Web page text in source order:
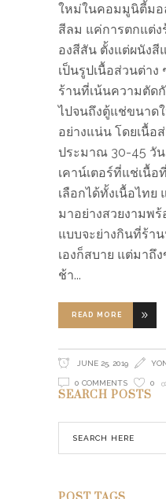
ใหม่ในคอมมูนิตี้มอ
สีลม แค่การตกแต่
องสีสัน ตั้งแต่ผนัง
เป็นรูปเนื้อส่วนต่าง
ร้านที่เน้นความตัด
ไปจนถึงตู้แช่ขนาด
อย่างแน่น โดยเนื้อ
ประมาณ 30-45 วัน
เคาน์เตอร์ที่แช่เนื้อ
เลือกได้ทั้งเนื้อไทย
มาอย่างสวยงามพ
แบบจะย่างกินที่ร้า
เองก็สบาย แต่มาถึ
ช้า
READ MORE
JUNE 25, 2019
0 COMMENTS 0
SEARCH POSTS